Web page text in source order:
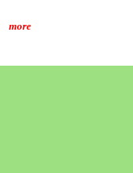
more